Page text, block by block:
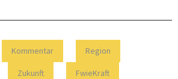
Kommentar Region
Zukunft FwieKraft